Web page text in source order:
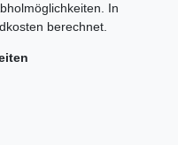
In
berechnet.